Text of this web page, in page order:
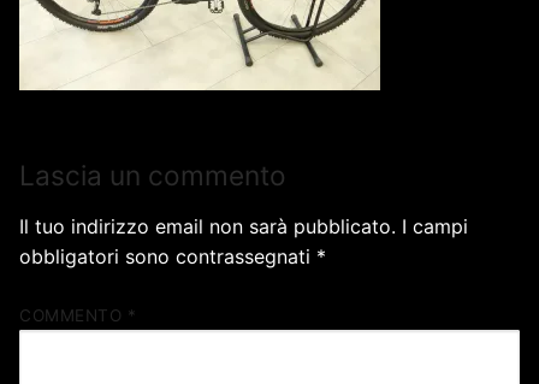
Lascia un commento
Il tuo indirizzo email non sarà pubblicato. I campi
obbligatori sono contrassegnati *
COMMENTO *